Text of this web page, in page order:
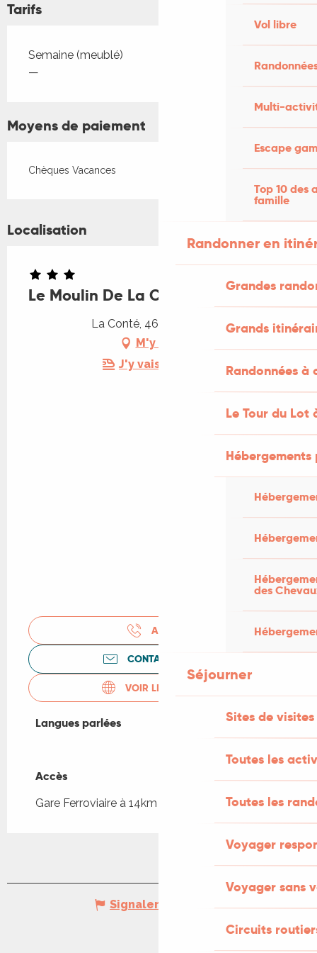
Vol libre
Multi-
Escape
Top 10 des
famille
Randonner en
Grandes
Grands
Randonnées
Le Tour du Lot
des
Séjourner
Sites de visites
Toutes les
Toutes les
Voyager
Voyager sans
Circuits
Tarifs
Tarifs 2026
Semaine (meublé)
—
Moyens de paiement
Chèques Vacances
Localisation
Le Moulin De La Conté
La Conté, 46500 Carlucet
M'y rendre
J'y vais en train !
APPELER
CONTACTEZ-NOUS
VOIR LES SITES WEB
Langues parlées
Langues parlées
Accès
Accès
Gare Ferroviaire à 14km
Signaler une erreur